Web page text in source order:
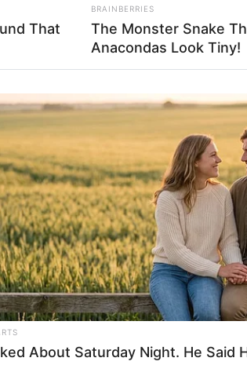
Pflanzenzucht anwenden, hatte Charles
auch mal lernen.
That
BRAINBERRIES
The Monster Snake
Anacondas Look Tiny!
About Saturday Night. He Said